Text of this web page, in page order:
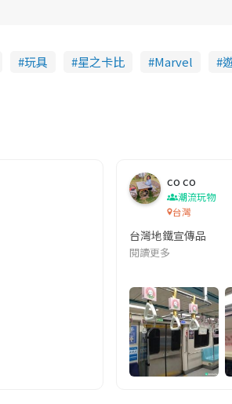
玩具 星之卡比 Marvel
事主軸圍繞女主角柳寶娜 —— 表面上是一
co co
潮流玩物
台灣
台灣地鐵宣傳品
閱讀更多